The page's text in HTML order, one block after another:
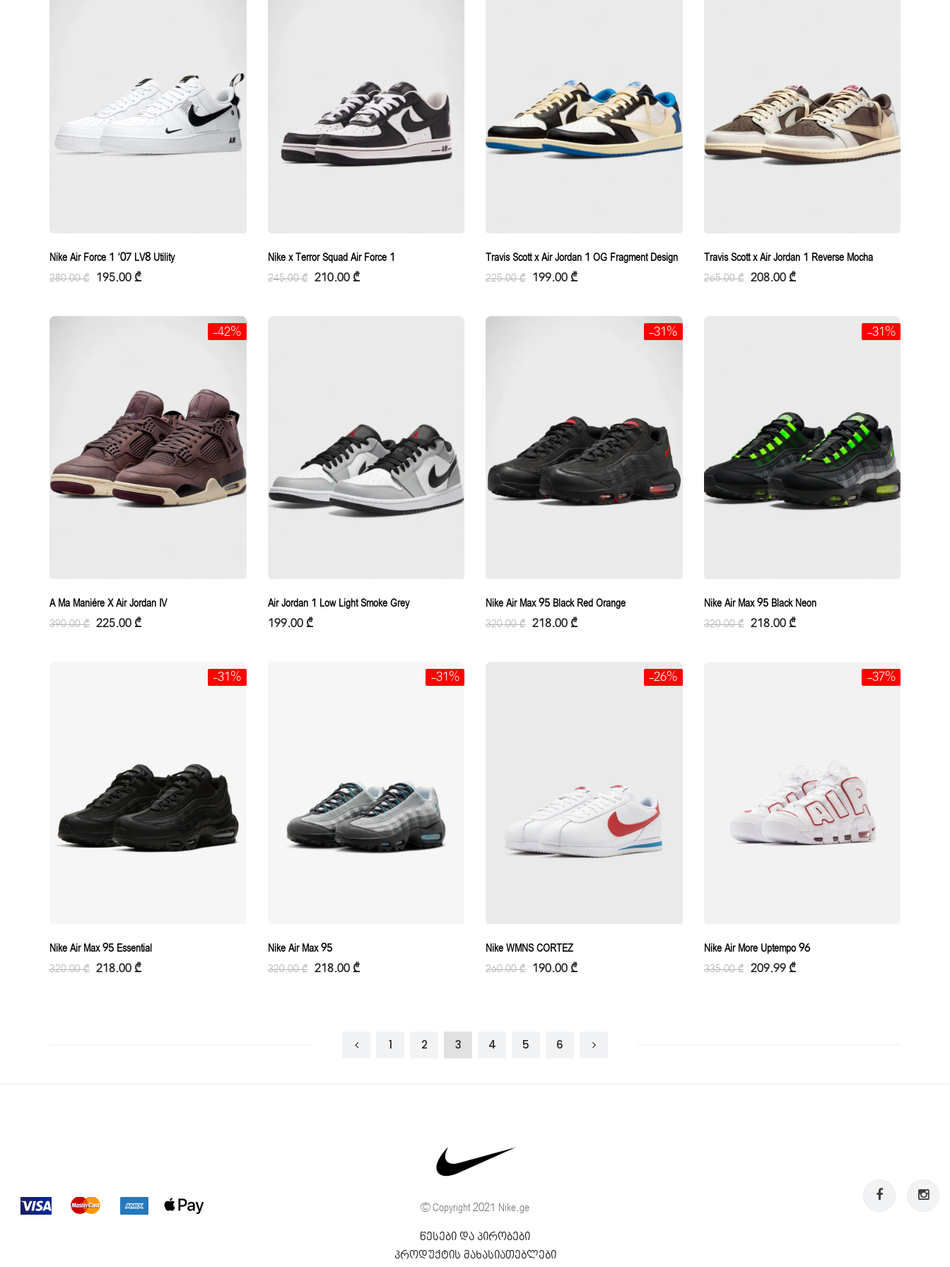
Nike Air Force 1 ‘07 LV8 Utility
280.00₾ 195.00 ₾
Nike x Terror Squad Air Force 1
245.00₾ 210.00 ₾
Travis Scott x Air Jordan 1 OG Fragment Design
225.00₾ 199.00 ₾
Travis Scott x Air Jordan 1 Reverse Mocha
265.00₾ 208.00 ₾
-42%
A Ma Maniére X Air Jordan IV
390.00₾ 225.00 ₾
Air Jordan 1 Low Light Smoke Grey
199.00 ₾
-31%
Nike Air Max 95 Black Red Orange
320.00₾ 218.00 ₾
-31%
Nike Air Max 95 Black Neon
320.00₾ 218.00 ₾
-31%
Nike Air Max 95 Essential
320.00₾ 218.00 ₾
-31%
Nike Air Max 95
320.00₾ 218.00 ₾
-26%
Nike WMNS CORTEZ
260.00₾ 190.00 ₾
-37%
Nike Air More Uptempo 96
335.00₾ 209.99 ₾
1 2 3 4 5 6
© Copyright 2021 Nike.ge
წესები და პირობები
პროდუქტის მახასიათებლები